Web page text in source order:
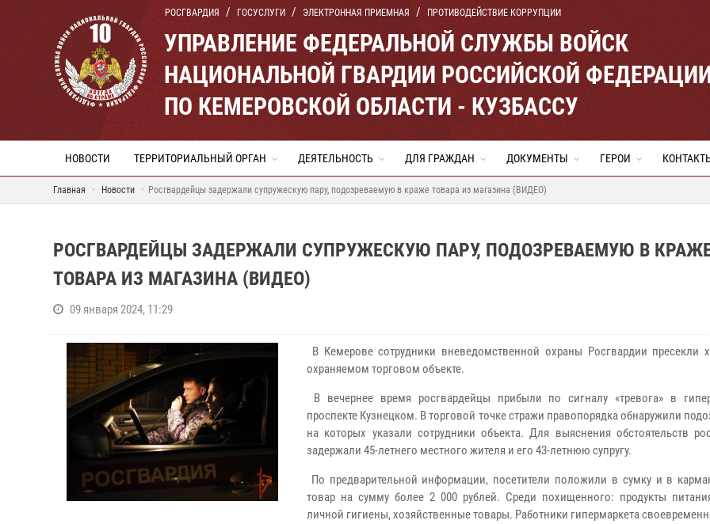
РОСГВАРДИЯ ГОСУСЛУГИ ЭЛЕКТРОННАЯ ПРИЕМНАЯ ПРОТИВОДЕЙСТВИЕ КОРРУПЦИИ
УПРАВЛЕНИЕ ФЕДЕРАЛЬНОЙ СЛУЖБЫ ВОЙСК
НАЦИОНАЛЬНОЙ ГВАРДИИ РОССИЙСКОЙ
ПО КЕМЕРОВСКОЙ ОБЛАСТИ - КУЗБАССУ
НОВОСТИ ТЕРРИТОРИАЛЬНЫЙ ОРГАН ДЕЯТЕЛЬНОСТЬ ДЛЯ ГРАЖДАН ДОКУМЕНТЫ ГЕРОИ
Главная Новости Росгвардейцы задержали супружескую пару, подозреваемую в краже товара из магазина (ВИДЕО)
РОСГВАРДЕЙЦЫ ЗАДЕРЖАЛИ СУПРУЖЕСКУЮ ПАРУ, ПОДОЗРЕВАЕМУЮ В
ТОВАРА ИЗ МАГАЗИНА (ВИДЕО)
09 января 2024, 11:29
В Кемерове сотрудники вневедомственной охраны Росгвардии пресекли
охраняемом торговом объекте.
В вечернее время росгвардейцы прибыли по сигналу «тревога» в
проспекте Кузнецком. В торговой точке стражи правопорядка обнаружили
на которых указали сотрудники объекта. Для выяснения обстоятельств
задержали 45-летнего местного жителя и его 43-летнюю супругу.
По предварительной информации, посетители положили в сумку и в
товар на сумму более 2 000 рублей. Среди похищенного: продукты
личной гигиены, хозяйственные товары. Работники гипермаркета